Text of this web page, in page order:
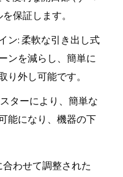
保証します。
ン: 柔軟な引き出し式
ンを減らし、簡単に
り外し可能です。
ターにより、簡単な
能になり、機器の下
わせて調整された